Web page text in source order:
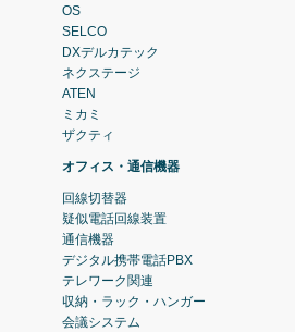
OS
SELCO
DXデルカテック
ネクステージ
ATEN
ミカミ
ザクティ
オフィス・通信機器
回線切替器
疑似電話回線装置
通信機器
デジタル携帯電話PBX
テレワーク関連
収納・ラック・ハンガー
会議システム